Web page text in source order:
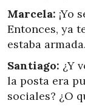
Marcela: ¡Yo
Entonces, ya
estaba
Santiago: ¿Y
la posta era
sociales? ¿O